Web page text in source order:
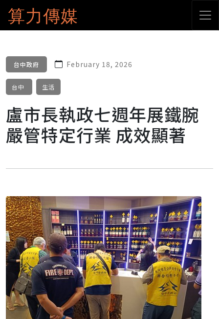
算力傳媒
台中政府 February 18, 2026
台中 生活
盧市長執政七週年展鐵腕
嚴管特定行業 成效顯著